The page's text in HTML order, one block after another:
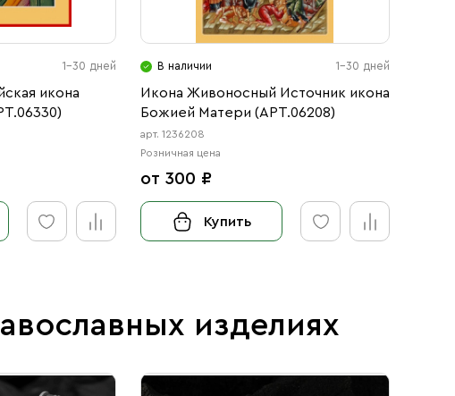
1-30 дней
икона
В наличии 1-30 дней
Икона Живоносный Источник икона
Божией Матери (АРТ.06208)
арт. 1236208
Розничная цена
от 300 ₽
Купить
изделиях